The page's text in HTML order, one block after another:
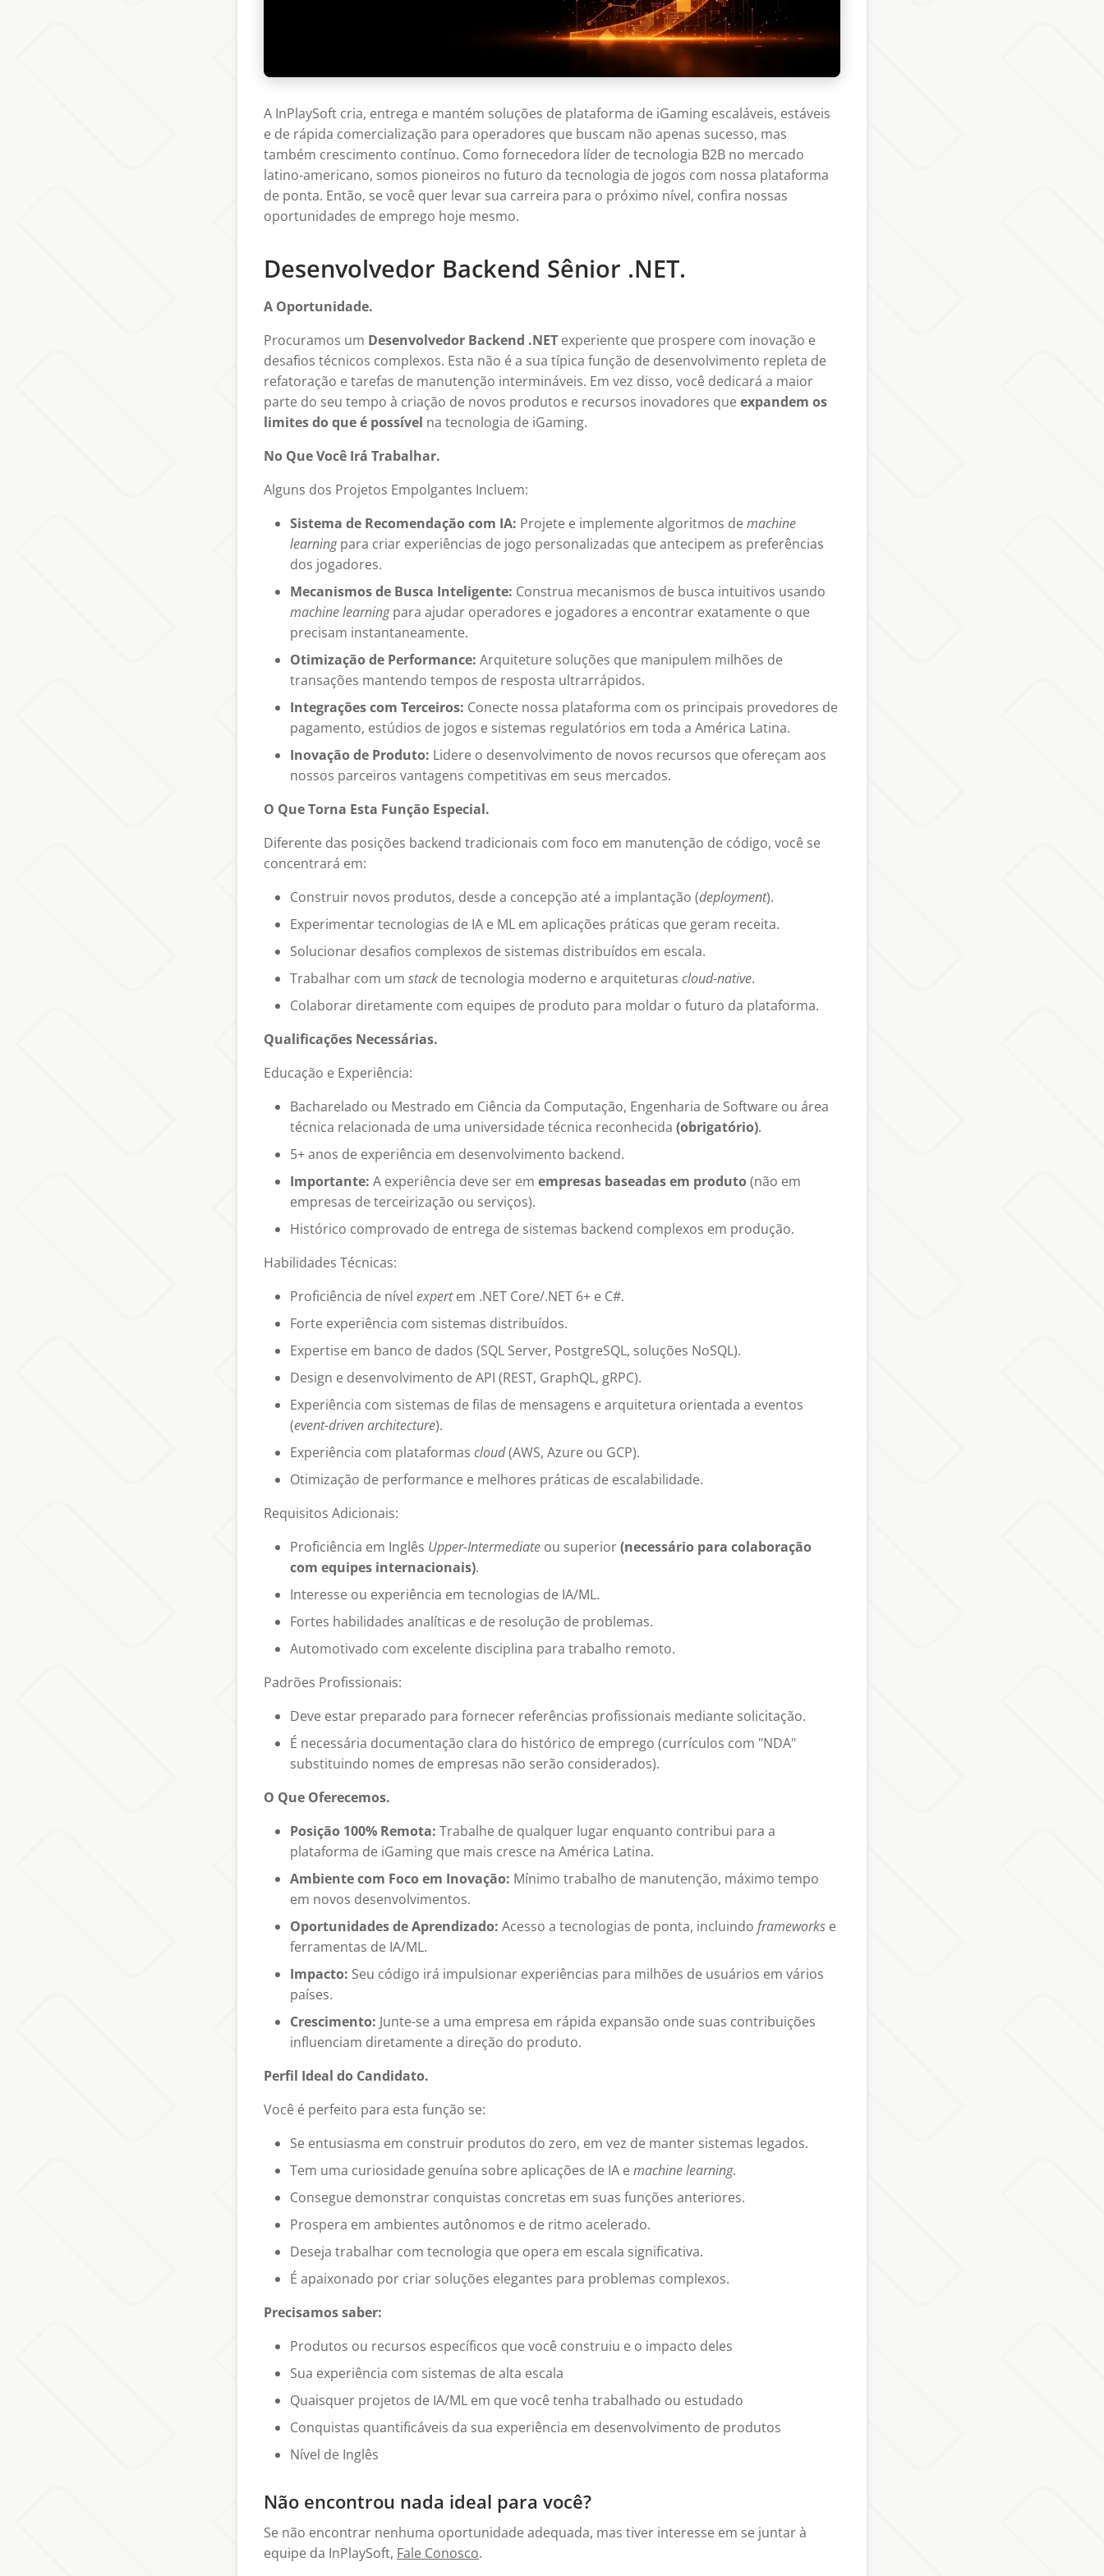
A InPlaySoft cria, entrega e mantém soluções de plataforma de iGaming escaláveis, estáveis ​​
e de rápida comercialização para operadores que buscam não apenas sucesso, mas
também crescimento contínuo. Como fornecedora líder de tecnologia B2B no mercado
latino-americano, somos pioneiros no futuro da tecnologia de jogos com nossa plataforma
de ponta. Então, se você quer levar sua carreira para o próximo nível, confira nossas
oportunidades de emprego hoje mesmo.
Desenvolvedor Backend Sênior .NET.
A Oportunidade.
Procuramos um Desenvolvedor Backend .NET experiente que prospere com inovação e
desafios técnicos complexos. Esta não é a sua típica função de desenvolvimento repleta de
refatoração e tarefas de manutenção intermináveis. Em vez disso, você dedicará a maior
parte do seu tempo à criação de novos produtos e recursos inovadores queexpandem os
limites do que é possível na tecnologia de iGaming.
No Que Você Irá Trabalhar.
Alguns dos Projetos Empolgantes Incluem:
Sistema de Recomendação com IA: Projete e implemente algoritmos demachine
learningpara criar experiências de jogo personalizadas que antecipem as preferências
dos jogadores.
Mecanismos de Busca Inteligente: Construa mecanismos de busca intuitivos usando
machine learningpara ajudar operadores e jogadores a encontrar exatamente o que
precisam instantaneamente.
Otimização de Performance: Arquiteture soluções que manipulem milhões de
transações mantendo tempos de resposta ultrarrápidos.
Integrações com Terceiros: Conecte nossa plataforma com os principais provedores de
pagamento, estúdios de jogos e sistemas regulatórios em toda a América Latina.
Inovação de Produto: Lidere o desenvolvimento de novos recursos que ofereçam aos
nossos parceiros vantagens competitivas em seus mercados.
O Que Torna Esta Função Especial.
Diferente das posições backend tradicionais com foco em manutenção de código, você se
concentrará em:
Construir novos produtos, desde a concepção até a implantação (deployment).
Experimentar tecnologias de IA e ML em aplicações práticas que geram receita.
Solucionar desafios complexos de sistemas distribuídos em escala.
Trabalhar com um stack de tecnologia moderno e arquiteturas cloud-native.
Colaborar diretamente com equipes de produto para moldar o futuro da plataforma.
Qualificações Necessárias.
Educação e Experiência:
Bacharelado ou Mestrado em Ciência da Computação, Engenharia de Software ou área
técnica relacionada de uma universidade técnica reconhecida (obrigatório).
5+ anos de experiência em desenvolvimento backend.
Importante: A experiência deve ser em empresas baseadas em produto(não em
empresas de terceirização ou serviços).
Histórico comprovado de entrega de sistemas backend complexos em produção.
Habilidades Técnicas:
Proficiência de nível expertem .NET Core/.NET 6+ e C#.
Forte experiência com sistemas distribuídos.
Expertise em banco de dados (SQL Server, PostgreSQL, soluções NoSQL).
Design e desenvolvimento de API (REST, GraphQL, gRPC).
Experiência com sistemas de filas de mensagens e arquitetura orientada a eventos
(event-driven architecture).
Experiência com plataformas cloud(AWS, Azure ou GCP).
Otimização de performance e melhores práticas de escalabilidade.
Requisitos Adicionais:
Proficiência em Inglês Upper-Intermediate ou superior(necessário para colaboração
com equipes internacionais).
Interesse ou experiência em tecnologias de IA/ML.
Fortes habilidades analíticas e de resolução de problemas.
Automotivado com excelente disciplina para trabalho remoto.
Padrões Profissionais:
Deve estar preparado para fornecer referências profissionais mediante solicitação.
É necessária documentação clara do histórico de emprego (currículos com "NDA"
substituindo nomes de empresas não serão considerados).
O Que Oferecemos.
Posição 100% Remota: Trabalhe de qualquer lugar enquanto contribui para a
plataforma de iGaming que mais cresce na América Latina.
Ambiente com Foco em Inovação: Mínimo trabalho de manutenção, máximo tempo
em novos desenvolvimentos.
Oportunidades de Aprendizado: Acesso a tecnologias de ponta, incluindo frameworks e
ferramentas de IA/ML.
Impacto: Seu código irá impulsionar experiências para milhões de usuários em vários
países.
Crescimento: Junte-se a uma empresa em rápida expansão onde suas contribuições
influenciam diretamente a direção do produto.
Perfil Ideal do Candidato.
Você é perfeito para esta função se:
Se entusiasma em construir produtos do zero, em vez de manter sistemas legados.
Tem uma curiosidade genuína sobre aplicações de IA emachine learning.
Consegue demonstrar conquistas concretas em suas funções anteriores.
Prospera em ambientes autônomos e de ritmo acelerado.
Deseja trabalhar com tecnologia que opera em escala significativa.
É apaixonado por criar soluções elegantes para problemas complexos.
Precisamos saber:
Produtos ou recursos específicos que você construiu e o impacto deles
Sua experiência com sistemas de alta escala
Quaisquer projetos de IA/ML em que você tenha trabalhado ou estudado
Conquistas quantificáveis da sua experiência em desenvolvimento de produtos
Nível de Inglês
Não encontrou nada ideal para você?
Se não encontrar nenhuma oportunidade adequada, mas tiver interesse em se juntar à
equipe da InPlaySoft, Fale Conosco.